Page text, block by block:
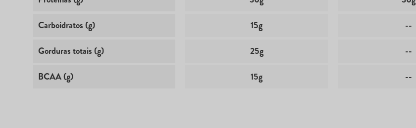
Carboidratos (g)
15g --
Gorduras totais (g)
25g --
BCAA (g)
15g --